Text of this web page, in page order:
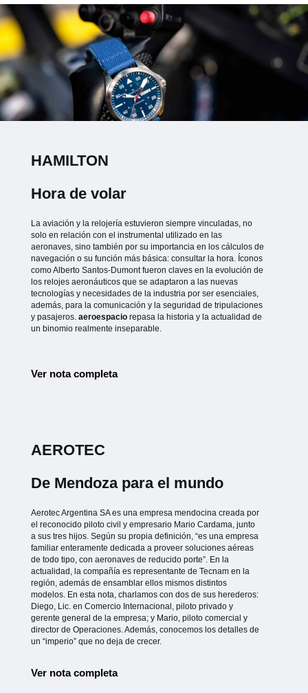
HAMILTON
Hora de volar
La aviación y la relojería estuvieron siempre vinculadas, no
solo en relación con el instrumental utilizado en las
aeronaves, sino también por su importancia en los cálculos de
navegación o su función más básica: consultar la hora. Íconos
como Alberto Santos-Dumont fueron claves en la evolución de
los relojes aeronáuticos que se adaptaron a las nuevas
tecnologías y necesidades de la industria por ser esenciales,
además, para la comunicación y la seguridad de tripulaciones
y pasajeros. aeroespacio repasa la historia y la actualidad de
un binomio realmente inseparable.
Ver nota completa
AEROTEC
De Mendoza para el mundo
Aerotec Argentina SA es una empresa mendocina creada por
el reconocido piloto civil y empresario Mario Cardama, junto
a sus tres hijos. Según su propia definición, “es una empresa
familiar enteramente dedicada a proveer soluciones aéreas
de todo tipo, con aeronaves de reducido porte”. En la
actualidad, la compañía es representante de Tecnam en la
región, además de ensamblar ellos mismos distintos
modelos. En esta nota, charlamos con dos de sus herederos:
Diego, Lic. en Comercio Internacional, piloto privado y
gerente general de la empresa; y Mario, piloto comercial y
director de Operaciones. Además, conocemos los detalles de
un “imperio” que no deja de crecer.
Ver nota completa